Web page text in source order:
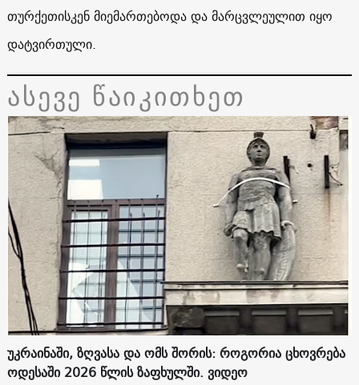
თურქეთისკენ მიემართებოდა და მარცვლეულით იყო
დატვირთული.
ასევე წაიკითხეთ
უკრაინაში, ზღვასა და ომს შორის: როგორია ცხოვრება
ოდესაში 2026 წლის ზაფხულში. ვიდეო